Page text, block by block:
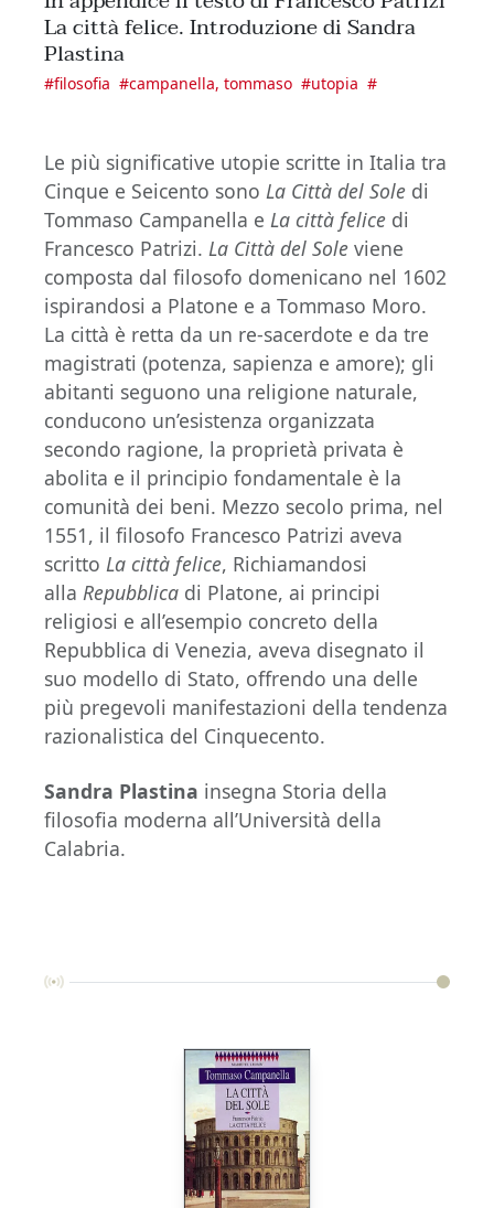
La città felice. Introduzione di Sandra
Plastina
#filosofia #campanella, tommaso #utopia #
Le più significative utopie scritte in Italia tra
Cinque e Seicento sono La Città del Sole di
Tommaso Campanella e La città felice di
Francesco Patrizi. La Città del Sole viene
composta dal filosofo domenicano nel 1602
ispirandosi a Platone e a Tommaso Moro.
La città è retta da un re-sacerdote e da tre
magistrati (potenza, sapienza e amore); gli
abitanti seguono una religione naturale,
conducono un’esistenza organizzata
secondo ragione, la proprietà privata è
abolita e il principio fondamentale è la
comunità dei beni. Mezzo secolo prima, nel
1551, il filosofo Francesco Patrizi aveva
scritto La città felice, Richiamandosi
alla Repubblica di Platone, ai principi
religiosi e all’esempio concreto della
Repubblica di Venezia, aveva disegnato il
suo modello di Stato, offrendo una delle
più pregevoli manifestazioni della tendenza
razionalistica del Cinquecento.
Sandra Plastina insegna Storia della
filosofia moderna all’Università della
Calabria.